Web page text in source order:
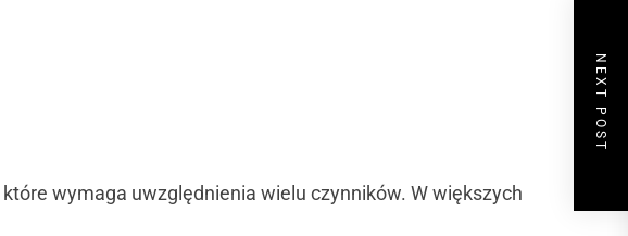
NEXT POST
wymaga uwzględnienia wielu czynników. W większych